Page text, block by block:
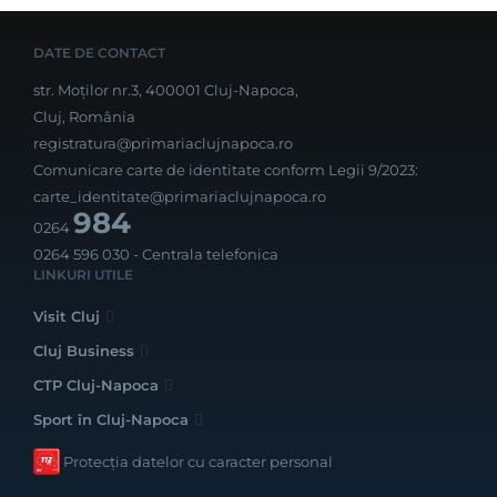
DATE DE CONTACT
str. Moților nr.3, 400001 Cluj-Napoca,
Cluj, România
registratura@primariaclujnapoca.ro
Comunicare carte de identitate conform Legii 9/2023:
carte_identitate@primariaclujnapoca.ro
0264984
0264 596 030 - Centrala telefonica
LINKURI UTILE
Visit Cluj
Cluj Business
CTP Cluj-Napoca
Sport în Cluj-Napoca
Protecția datelor cu caracter personal